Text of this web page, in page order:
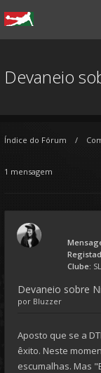
Devaneio
Índice do Fórum
1 mensagem
Clube:
Devaneio sobre
por Bluzzer
Aposto que se a
êxito. Neste
escumalhas. Mas